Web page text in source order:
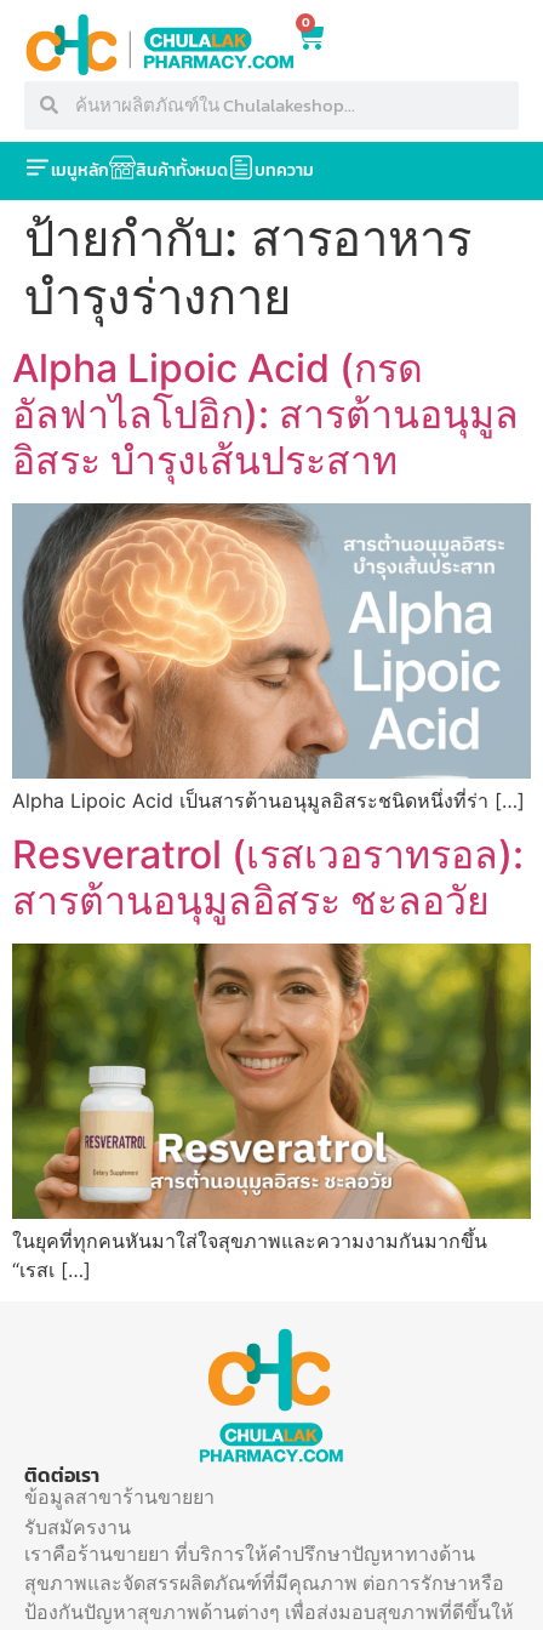
0
เมนูหลัก สินค้าทั้งหมด บทความ
ป้ายกำกับ: สารอาหาร
บำรุงร่างกาย
Alpha Lipoic Acid (กรด
อัลฟาไลโปอิก): สารต้านอนุมูล
อิสระ บำรุงเส้นประสาท
Alpha Lipoic Acid เป็นสารต้านอนุมูลอิสระชนิดหนึ่งที่ร่า […]
Resveratrol (เรสเวอราทรอล):
สารต้านอนุมูลอิสระ ชะลอวัย
ในยุคที่ทุกคนหันมาใส่ใจสุขภาพและความงามกันมากขึ้น
“เรสเ […]
ติดต่อเรา
ข้อมูลสาขาร้านขายยา
รับสมัครงาน
เราคือร้านขายยา ที่บริการให้คำปรึกษาปัญหาทางด้าน
สุขภาพและจัดสรรผลิตภัณฑ์ที่มีคุณภาพ ต่อการรักษาหรือ
ป้องกันปัญหาสุขภาพด้านต่างๆ เพื่อส่งมอบสุขภาพที่ดีขึ้นให้